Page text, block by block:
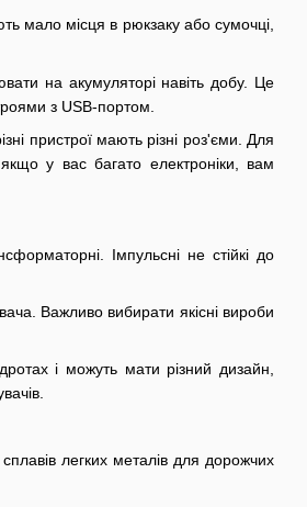
мало місця в рюкзаку або сумочці,
на акумуляторі навіть добу. Це
з USB-портом.
пристрої мають різні роз'єми. Для
у вас багато електроніки, вам
Імпульсні не стійкі до
Важливо вибирати якісні вироби
і можуть мати різний дизайн,
легких металів для дорожчих